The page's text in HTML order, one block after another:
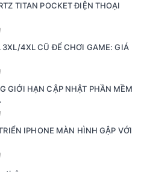
TITAN POCKET ĐIỆN THOẠI
3XL/4XL CŨ ĐỂ CHƠI GAME: GIÁ
GIỚI HẠN CẬP NHẬT PHẦN MỀM
IPHONE MÀN HÌNH GẬP VỚI